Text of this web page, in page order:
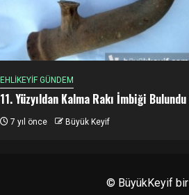
EHLİKEYİF GÜNDEM
11. Yüzyıldan Kalma Rakı İmbiği Bulundu
7 yıl önce Büyük Keyif
© BüyükKeyif bir